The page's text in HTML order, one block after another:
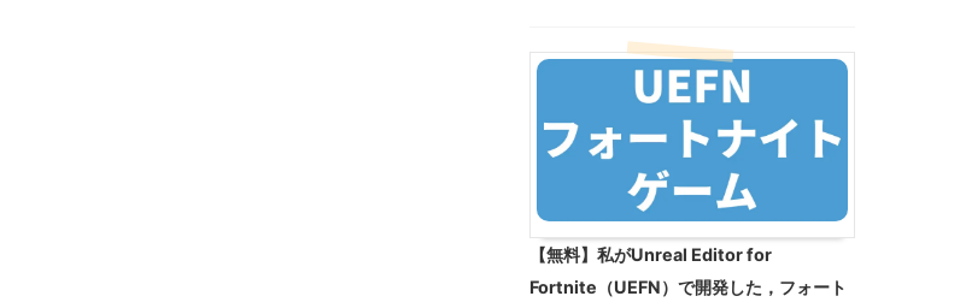
【無料】私がUnreal Editor for
Fortnite（UEFN）で開発した，フォート